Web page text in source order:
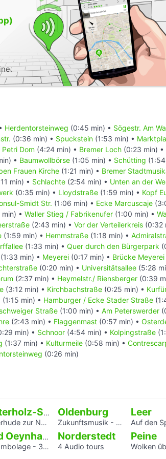
Enzyklopädie. Bearbeitungsstand: 29.
Enzyklopädie. Bearbeitungsstand: 25.
Bearbeitungsstand: 8. Dezember
In: Wikipedia, Die freie Enzyklopädie.
URL:https://de.wikipedia.org/w/index.php?
(Abgerufen: 5. Januar
Enzyklopädie. Bearbeitungsstand: 30. Juni
Seehunde-und-Schweinswale-in-der-
Bearbeitungsstand: 12. Januar 2014,
Bearbeitungsstand: 25. Mai 2015,
zahlen-fakten/
In: Wikipedia, Die freie Enzyklopädie.
URL:
index.php?
(Abgerufen: 5. Januar 2016, 13:16 UTC)
Bearbeitungsstand: 23. November 2015,
(Abgerufen: 5.
Herdentorsteinweg (0:45 min) • Sögestr. Am
(0:36 min) • Spuckstein (1:53 min) •
Petri Dom (4:24 min) • Bremer Loch (0:23 min) •
• Baumwollbörse (1:05 min) • Schütting
Frauen Kirche (1:21 min) • Bremer
min) • Schlachte (2:54 min) • Unten an der
(0:35 min) • Lloydstraße (1:59 min) • Kopf
Smidt Str. (1:06 min) • Ecke Marcuscaje
• Waller Stieg / Fabrikenufer (1:00 min) •
(2:43 min) • Vor der Verteilerkreis (0:32
(1:59 min) • Hemmstraße (1:18 min) •
(1:33 min) • Quer durch den Bürgerpark
(1:33 min) • Meyerei (0:17 min) • Brücke Meyerei
(0:20 min) • Universitätsallee (5:28
(2:37 min) • Heymelstr./ Riensberger (0:39
(3:12 min) • Kirchbachstraße (0:25 min) •
(1:15 min) • Hamburger / Ecke Stader Straße
Straße (1:00 min) • Am Peterswerder
(2:43 min) • Flaggenmast (0:57 min) •
min) • Schnoor (4:54 min) • Kolpingstraße
(1:37 min) • Kulturmeile (0:58 min) •
(0:26 min)
Osterholz-Scharmbeck
zur NS-Zeit
Oldenburg
Zukunftsmusik - Wir werden uns erinnert haben.
Leer
Auf den Spuren des Teletta-Groß-Gymnasiums
Bad Oeynhausen
- 3 Hörstationen
Norderstedt
4 Audio tours
Peine
Wolken über Gurbet - ein